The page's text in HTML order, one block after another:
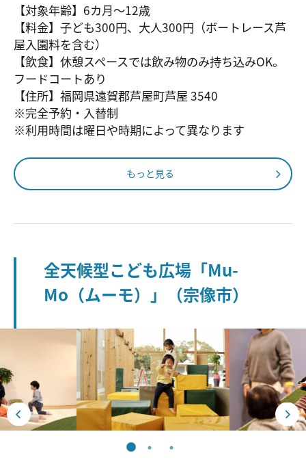
【対象年齢】6カ月～12歳
【料金】子ども300円、大人300円（ボートレース芦
屋入園料を含む）
【飲食】休憩スペースでは飲み物のみ持ち込みOK。
フードコートあり
【住所】福岡県遠賀郡芦屋町芦屋 3540
※完全予約・入替制
※利用時間は曜日や時期によって異なります
もっと見る
全天候型こども広場「Mu-
Mo（ムーモ）」（宗像市）